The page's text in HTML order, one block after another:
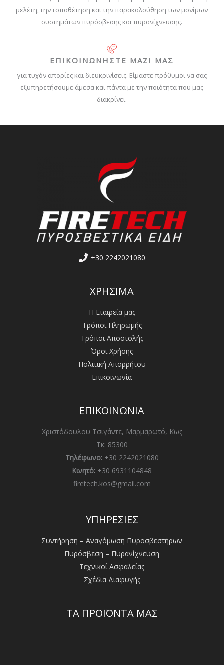
μελέτη, την τοποθέτηση και την παρακολούθηση των μονίμων
συστημάτων πυρόσβεσης και πυρανίχνευσης.
ΕΠΙΚΟΙΝΩΝΗΣΤΕ ΜΑΖΙ ΜΑΣ
για τυχόν απορίες και διευκρινίσεις. Είμαστε πρόθυμοι να σας
εξυπηρετήσουμε άμεσα και πάντα με την ποιότητα που μας
διακρίνει.
+30 2242021080
ΧΡΗΣΙΜΑ
Η Εταιρεία μας
Τρόποι Πληρωμής
Τρόποι Αποστολής
Όροι Χρήσης
Πολιτική Απορρήτου
Επικοινωνία
ΕΠΙΚΟΙΝΩΝΙΑ
Χριστόδουλου Τσιγάντε, Μαρμαρωτό, Κως
Τκ: 85300
Τηλέφωνο:+30 2242021080
Κινητό: +30 6931104848
firetech.kos@gmail.com
ΥΠΗΡΕΣΙΕΣ
Συντήρηση – Αναγόμωση Πυροσβεστήρων
Πυρόσβεση – Πυρανίχνευση
Τεχνικοί Ασφαλείας
Σχέδια Διαφυγής
ΤΑ ΠΡΟΪΟΝΤΑ ΜΑΣ